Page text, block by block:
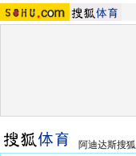
阿迪达斯搜